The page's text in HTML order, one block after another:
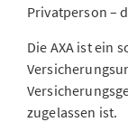
Privatperson –
Die AXA ist ein
zugelassen ist.